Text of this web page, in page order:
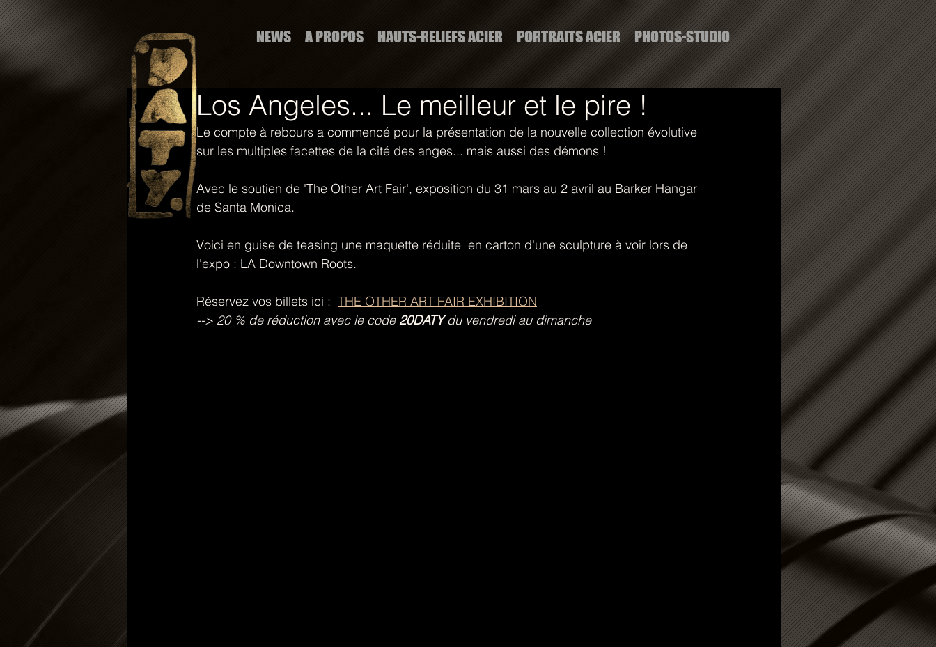
NEWS A PROPOS HAUTS-RELIEFS ACIER PORTRAITS ACIER PHOTOS-STUDIO
Los Angeles... Le meilleur et le pire !
Le compte à rebours a commencé pour la présentation de la nouvelle collection évolutive
sur les multiples facettes de la cité des anges... mais aussi des démons !
Avec le soutien de 'The Other Art Fair', exposition du 31 mars au 2 avril au Barker Hangar
de Santa Monica.
Voici en guise de teasing une maquette réduite  en carton d'une sculpture à voir lors de
l'expo : LA Downtown Roots.
Réservez vos billets ici : THE OTHER ART FAIR EXHIBITION
--> 20 % de réduction avec le code 20DATY du vendredi au dimanche